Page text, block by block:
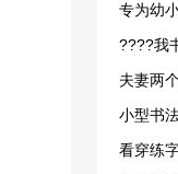
夫妻两
小型书
看穿练